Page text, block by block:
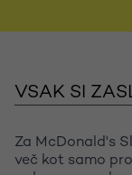
VSAK SI
Za McDonald's
več kot samo